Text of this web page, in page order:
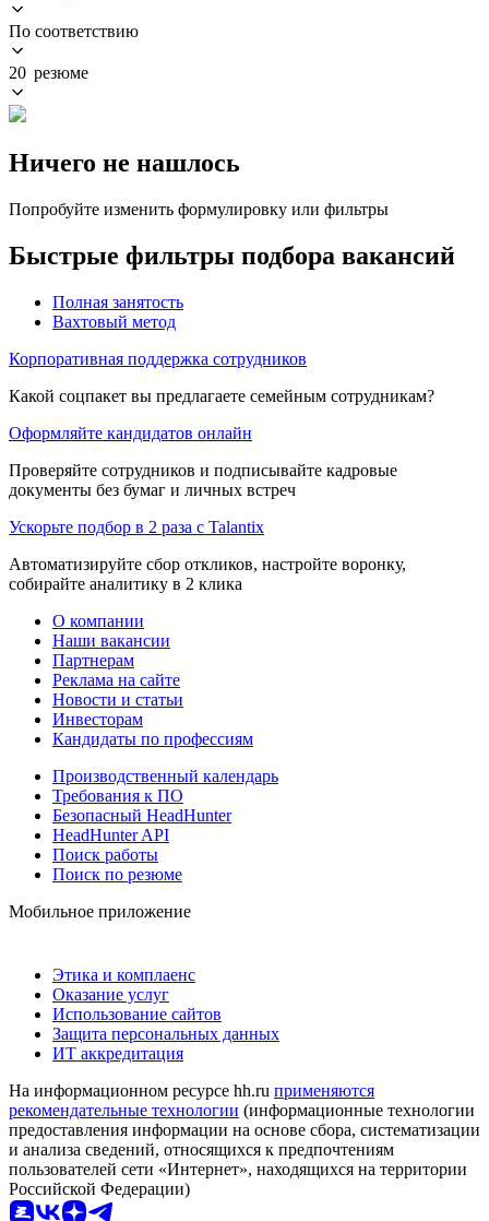
По соответствию
20 резюме
Ничего не нашлось
Попробуйте изменить формулировку или фильтры
Быстрые фильтры подбора вакансий
Полная занятость
Вахтовый метод
Корпоративная поддержка сотрудников
Какой соцпакет вы предлагаете семейным сотрудникам?
Оформляйте кандидатов онлайн
Проверяйте сотрудников и подписывайте кадровые
документы без бумаг и личных встреч
Ускорьте подбор в 2 раза с Talantix
Автоматизируйте сбор откликов, настройте воронку,
собирайте аналитику в 2 клика
О компании
Наши вакансии
Партнерам
Реклама на сайте
Новости и статьи
Инвесторам
Кандидаты по профессиям
Производственный календарь
Требования к ПО
Безопасный HeadHunter
HeadHunter API
Поиск работы
Поиск по резюме
Мобильное приложение
Этика и комплаенс
Оказание услуг
Использование сайтов
Защита персональных данных
ИТ аккредитация
На информационном ресурсе hh.ru применяются
рекомендательные технологии (информационные технологии
предоставления информации на основе сбора, систематизации
и анализа сведений, относящихся к предпочтениям
пользователей сети «Интернет», находящихся на территории
Российской Федерации)